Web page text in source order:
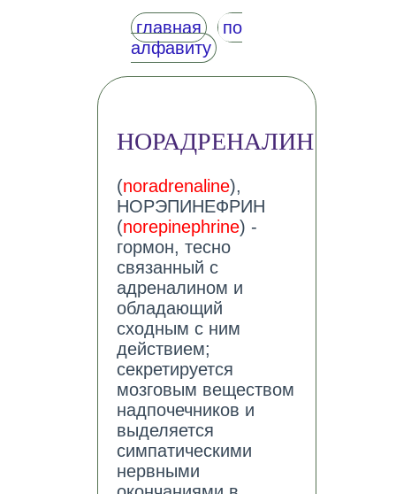
главная
по
алфавиту
НОРАДРЕНАЛИН
(noradrenaline),
НОРЭПИНЕФРИН
(norepinephrine) -
гормон, тесно
связанный с
адреналином и
обладающий
сходным с ним
действием;
секретируется
мозговым веществом
надпочечников и
выделяется
симпатическими
нервными